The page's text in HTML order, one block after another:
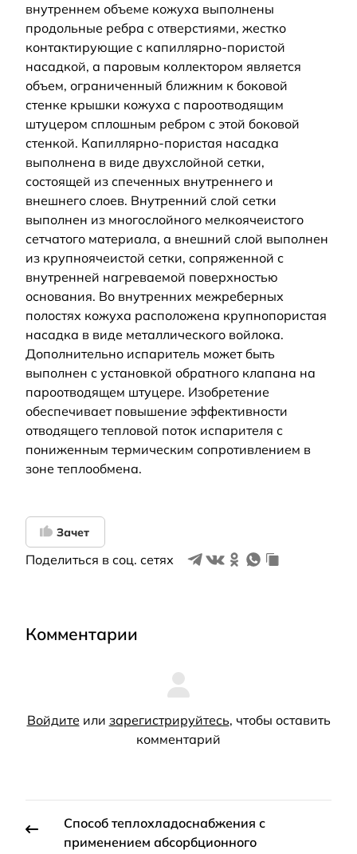
внутреннем объеме кожуха выполнены
продольные ребра с отверстиями, жестко
контактирующие с капиллярно-пористой
насадкой, а паровым коллектором является
объем, ограниченный ближним к боковой
стенке крышки кожуха с пароотводящим
штуцером сплошным ребром с этой боковой
стенкой. Капиллярно-пористая насадка
выполнена в виде двухслойной сетки,
состоящей из спеченных внутреннего и
внешнего слоев. Внутренний слой сетки
выполнен из многослойного мелкоячеистого
сетчатого материала, а внешний слой выполнен
из крупноячеистой сетки, сопряженной с
внутренней нагреваемой поверхностью
основания. Во внутренних межреберных
полостях кожуха расположена крупнопористая
насадка в виде металлического войлока.
Дополнительно испаритель может быть
выполнен с установкой обратного клапана на
пароотводящем штуцере. Изобретение
обеспечивает повышение эффективности
отводящего тепловой поток испарителя с
пониженным термическим сопротивлением в
зоне теплообмена.
Зачет
Поделиться в соц. сетях
Комментарии
Войдите или зарегистрируйтесь, чтобы оставить
комментарий
Способ теплохладоснабжения с
применением абсорбционного